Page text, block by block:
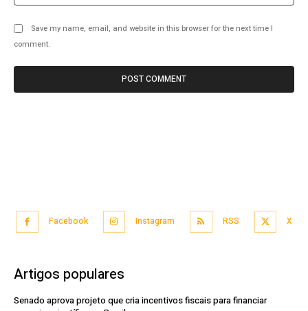
Save my name, email, and website in this browser for the next time I
comment.
Facebook Instagram RSS X
Artigos populares
Senado aprova projeto que cria incentivos fiscais para financiar